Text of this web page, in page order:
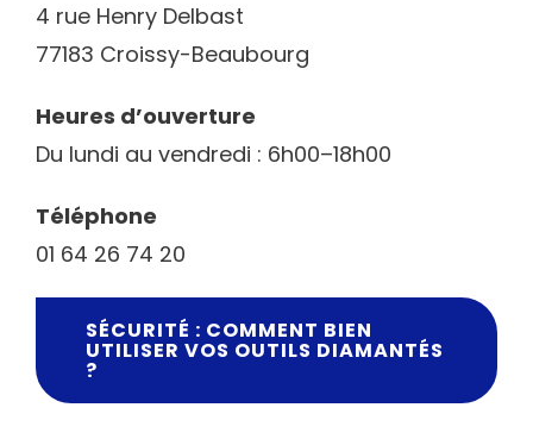
4 rue Henry Delbast
77183 Croissy-Beaubourg
Heures d’ouverture
Du lundi au vendredi : 6h00–18h00
Téléphone
01 64 26 74 20
SÉCURITÉ : COMMENT BIEN
UTILISER VOS OUTILS DIAMANTÉS
?